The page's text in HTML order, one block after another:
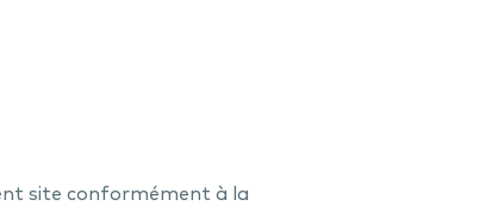
site conformément à la